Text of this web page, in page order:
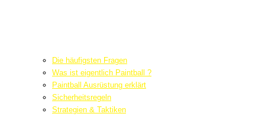
Die häufigsten Fragen
Was ist eigentlich Paintball ?
Paintball Ausrüstung erklärt
Sicherheitsregeln
Strategien & Taktiken